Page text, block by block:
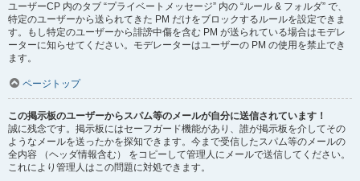
ユーザーCP 内のタブ “プライベートメッセージ” 内の “ルール & フォルダ” で、
特定のユーザーから送られてきた PM だけをブロックするルールを設定できま
す。もし特定のユーザーから誹謗中傷を含む PM が送られている場合はモデレ
ーターに知らせてください。モデレーターはユーザーの PM の使用を禁止でき
ます。
ページトップ
この掲示板のユーザーからスパム等のメールが自分に送信されています！
誠に残念です。掲示板にはセーフガード機能があり、誰が掲示板を介してその
ようなメールを送ったかを探知できます。今まで受信したスパム等のメールの
全内容 （ヘッダ情報含む） をコピーして管理人にメールで送信してください。
これにより管理人はこの問題に対処できます。